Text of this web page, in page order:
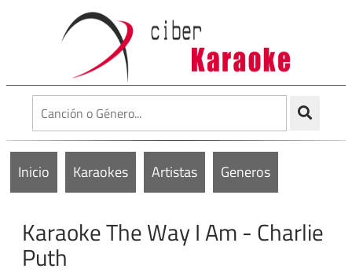
Inicio Karaokes Artistas Generos
Karaoke The Way I Am - Charlie
Puth